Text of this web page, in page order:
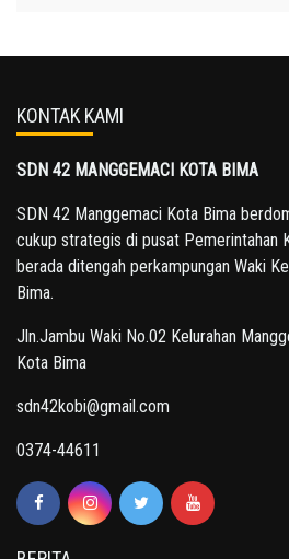
KONTAK KAMI
SDN 42 MANGGEMACI KOTA BIMA
SDN 42 Manggemaci Kota Bima
cukup strategis di pusat Pemerintahan
berada ditengah perkampungan Waki
Bima.
Jln.Jambu Waki No.02 Kelurahan
Kota Bima
sdn42kobi@gmail.com
0374-44611